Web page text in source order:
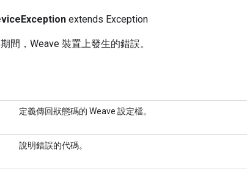
extends Exception
間，Weave 裝置上發生的錯誤。
定義傳回狀態碼的 Weave 設定檔。
說明錯誤的代碼。